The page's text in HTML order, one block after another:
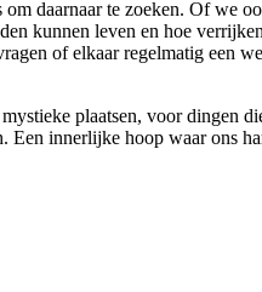
om daarnaar te zoeken. Of we
kunnen leven en hoe
of elkaar regelmatig een
plaatsen, voor dingen
innerlijke hoop waar ons